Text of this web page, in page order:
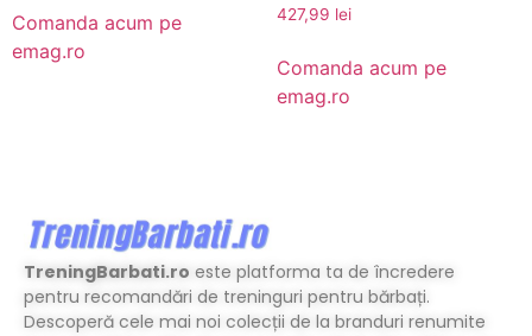
Comanda acum pe
emag.ro
427,99 lei
Comanda acum pe
emag.ro
TreningBarbati.ro este platforma ta de încredere
pentru recomandări de treninguri pentru bărbați.
Descoperă cele mai noi colecții de la branduri renumite